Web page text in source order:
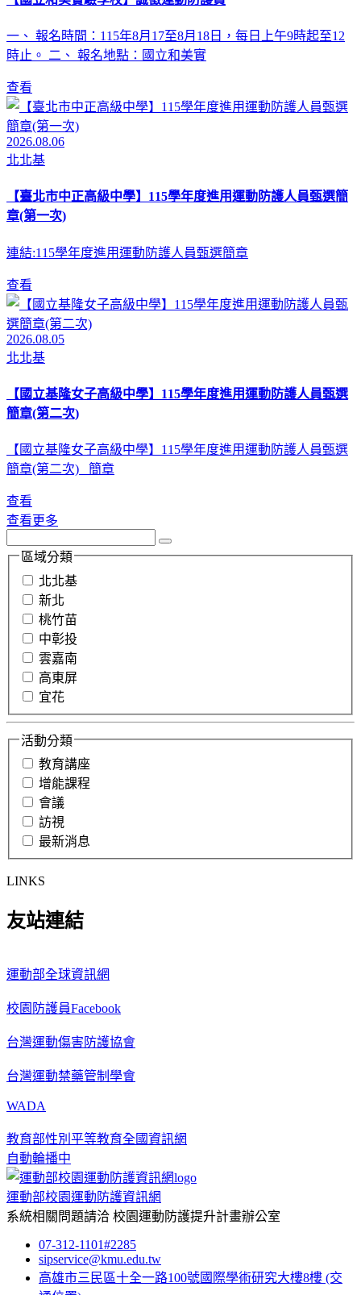
一、 報名時間：115年8月17至8月18日，每日上午9時起至12
時止。 二、 報名地點：國立和美實
查看
2026.08.06
北北基
【臺北市中正高級中學】115學年度進用運動防護人員甄選簡
章(第一次)
連結:115學年度進用運動防護人員甄選簡章
查看
2026.08.05
北北基
【國立基隆女子高級中學】115學年度進用運動防護人員甄選
簡章(第二次)
【國立基隆女子高級中學】115學年度進用運動防護人員甄選
簡章(第二次) 簡章
查看
查看更多
區域分類
北北基
新北
桃竹苗
中彰投
雲嘉南
高東屏
宜花
活動分類
教育講座
增能課程
會議
訪視
最新消息
LINKS
友站連結
運動部全球資訊網
校園防護員Facebook
台灣運動傷害防護協會
台灣運動禁藥管制學會
WADA
教育部性別平等教育全國資訊網
自動輪播中
運動部校園運動防護資訊網
系統相關問題請洽 校園運動防護提升計畫辦公室
07-312-1101#2285
sipservice@kmu.edu.tw
高雄市三民區十全一路100號國際學術研究大樓8樓 (交